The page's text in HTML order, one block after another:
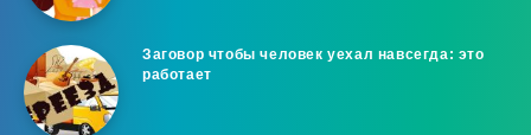
Заговор чтобы человек уехал навсегда: это
работает